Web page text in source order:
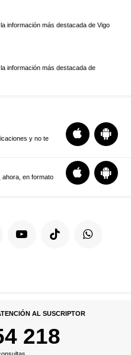
información más destacada de Vigo
información más destacada de
y no te
ahora, en formato
AL SUSCRIPTOR
218